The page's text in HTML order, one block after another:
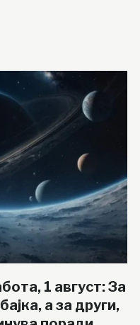
1 август: За
а за други,